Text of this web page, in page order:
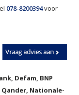
078-8200394voor
Defam, BNP
Qander, Nationale-